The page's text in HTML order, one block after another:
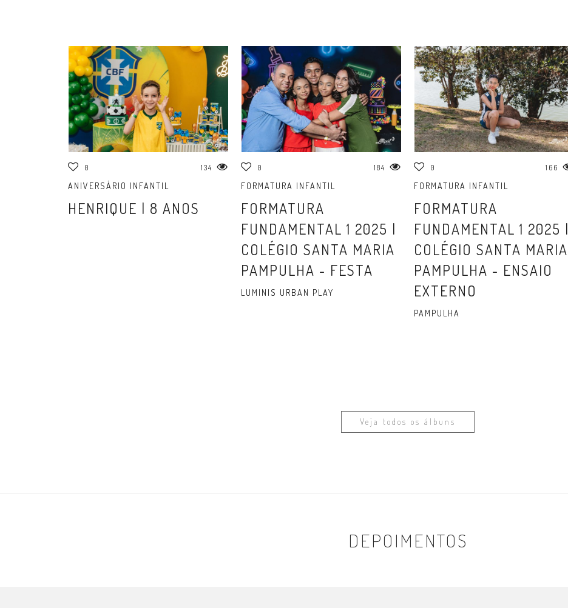
0 134
ANIVERSÁRIO INFANTIL
HENRIQUE | 8 ANOS
0 184
FORMATURA INFANTIL
FORMATURA
FUNDAMENTAL 1 2025 |
COLÉGIO SANTA MARIA
PAMPULHA - FESTA
LUMINIS URBAN PLAY
0 166
FORMATURA INFANTIL
FORMATURA
FUNDAMENTAL 1 2025 |
COLÉGIO SANTA MARIA
PAMPULHA - ENSAIO
EXTERNO
PAMPULHA
Veja todos os álbuns
DEPOIMENTOS